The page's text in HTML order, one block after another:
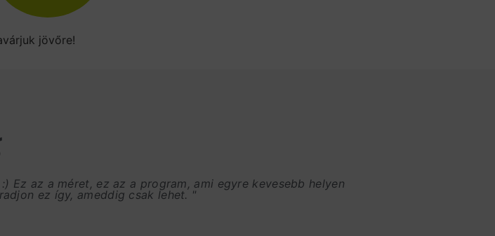
jövőre!
Ez az a méret, ez az a program, ami egyre kevesebb helyen
ez így, ameddig csak lehet. "